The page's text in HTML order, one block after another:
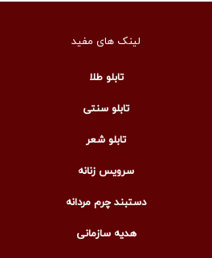
لینک های مفید
تابلو طلا
تابلو سنتی
تابلو شعر
سرویس زنانه
دستبند چرم مردانه
هدیه سازمانی